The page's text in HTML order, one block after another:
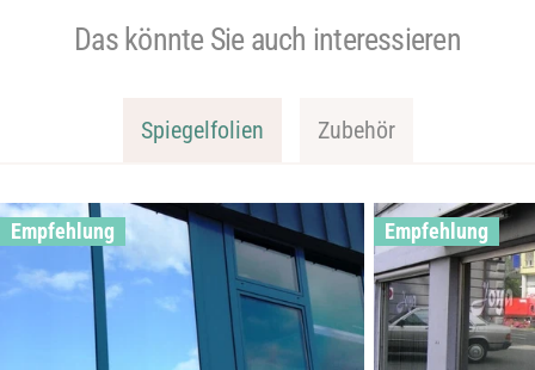
Das könnte Sie auch interessieren
Spiegelfolien Zubehör
Empfehlung Empfehlung